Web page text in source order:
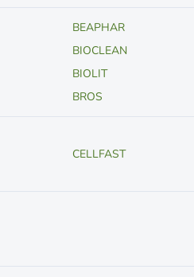
BEAPHAR
BIOCLEAN
BIOLIT
BROS
CELLFAST